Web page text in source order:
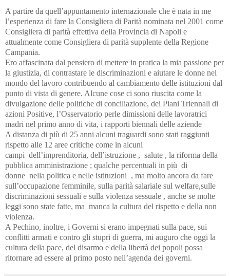
A partire da quell’appuntamento internazionale che è nata in me
l’esperienza di fare la Consigliera di Parità nominata nel 2001 come
Consigliera di parità effettiva della Provincia di Napoli e
attualmente come Consigliera di parità supplente della Regione
Campania.
Ero affascinata dal pensiero di mettere in pratica la mia passione per
la giustizia, di contrastare le discriminazioni e aiutare le donne nel
mondo del lavoro contribuendo al cambiamento delle istituzioni dal
punto di vista di genere. Alcune cose ci sono riuscita come la
divulgazione delle politiche di conciliazione, dei Piani Triennali di
azioni Positive, l’Osservatorio perle dimissioni delle lavoratrici
madri nel primo anno di vita, i rapporti biennali delle aziende
A distanza di più di 25 anni alcuni traguardi sono stati raggiunti
rispetto alle 12 aree critiche come in alcuni
campi dell’imprenditoria, dell’istruzione , salute , la riforma della
pubblica amministrazione ; qualche percentuali in più di
donne nella politica e nelle istituzioni , ma molto ancora da fare
sull’occupazione femminile, sulla parità salariale sul welfare,sulle
discriminazioni sessuali e sulla violenza sessuale , anche se molte
leggi sono state fatte, ma manca la cultura del rispetto e della non
violenza.
A Pechino, inoltre, i Governi si erano impegnati sulla pace, sui
conflitti armati e contro gli stupri di guerra, mi auguro che oggi la
cultura della pace, del disarmo e della libertà dei popoli possa
ritornare ad essere al primo posto nell’agenda dei governi.